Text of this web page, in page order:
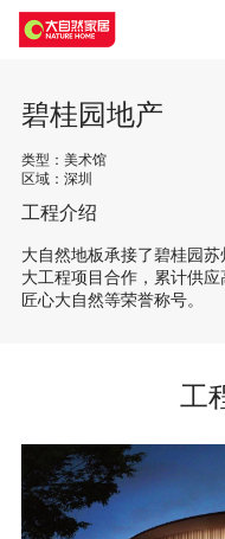
碧桂园地产
类型：美术馆
区域：深圳
工程介绍
大自然地板承接了碧桂园
大工程项目合作，累计供应
匠心大自然等荣誉称号。
工